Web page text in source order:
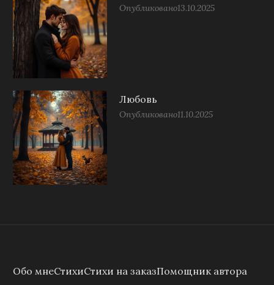
Опубликовано13.10.2025
Любовь
Опубликовано11.10.2025
Обо мнеСтихиСтихи на заказПомощник автора